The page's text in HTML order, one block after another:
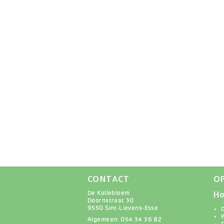
CONTACT
De Kollebloem
Doornstraat 30
9550 Sint-Lievens-Esse
Algemeen: 054 34 36 82